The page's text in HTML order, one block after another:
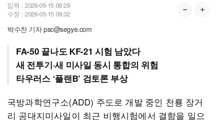
입력 : 2026-05-15 09:29
수정 : 2026-05-15 09:32
박수찬 기자 psc@segye.com
FA-50 끝나도 KF-21 시험 남았다
새 전투기·새 미사일 동시 통합의 위험
타우러스 ‘플랜B’ 검토론 부상
국방과학연구소(ADD) 주도로 개발 중인 천룡 장거
리 공대지미사일이 최근 비행시험에서 결함을 일으